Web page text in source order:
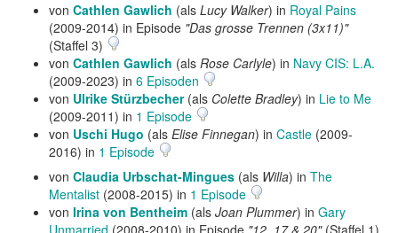
von Cathlen Gawlich (als Lucy Walker) in Royal Pains
(2009-2014) in Episode "Das grosse Trennen (3x11)"
(Staffel 3)
von Cathlen Gawlich (als Rose Carlyle) in Navy CIS: L.A.
(2009-2023) in 6 Episoden
von Ulrike Stürzbecher(als Colette Bradley) in Lie to Me
(2009-2011) in 1 Episode
von Uschi Hugo (als Elise Finnegan) in Castle (2009-
2016) in 1 Episode
von Claudia Urbschat-Mingues (als Willa) in The
Mentalist (2008-2015) in 1 Episode
von Irina von Bentheim (als Joan Plummer) in Gary
Unmarried (2008-2010) in Episode "12, 17 & 20"(Staffel 1)